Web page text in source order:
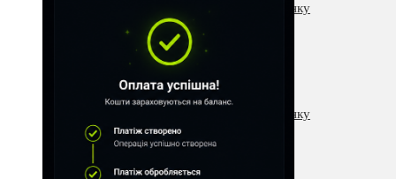
З мобільного рахунку
Скарбничку
Slots City
Без картки
З мобільного рахунку